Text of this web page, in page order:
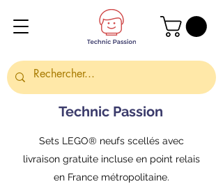
Technic Passion
Sets LEGO® neufs scellés avec
livraison gratuite incluse en point relais
en France métropolitaine.